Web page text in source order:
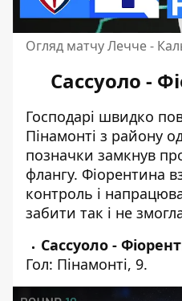
Огляд матчу Лечче -
Сассуоло -
Господарі швидко
Пінамонті з району
позначки замкнув
флангу. Фіорентина
контроль і
забити так і не
Сассуоло -
Гол: Пінамонті, 9.